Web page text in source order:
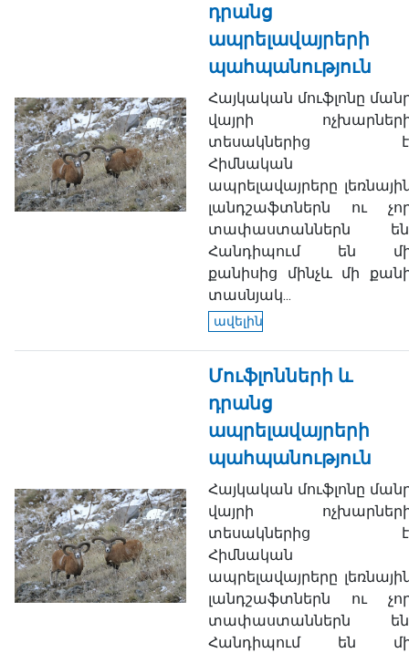
դրանց
ապրելավայրերի
պահպանություն
Հայկական մուֆլոնը
վայրի
տեսակներից
Հիմնական
ապրելավայրերը
լանդշաֆտներն ու
տափաստաններն
Հանդիպում են
քանիսից մինչև մի
տասնյակ...
ավելին
Մուֆլոնների և
դրանց
ապրելավայրերի
պահպանություն
Հայկական մուֆլոնը
վայրի
տեսակներից
Հիմնական
ապրելավայրերը
լանդշաֆտներն ու
տափաստաններն
Հանդիպում են